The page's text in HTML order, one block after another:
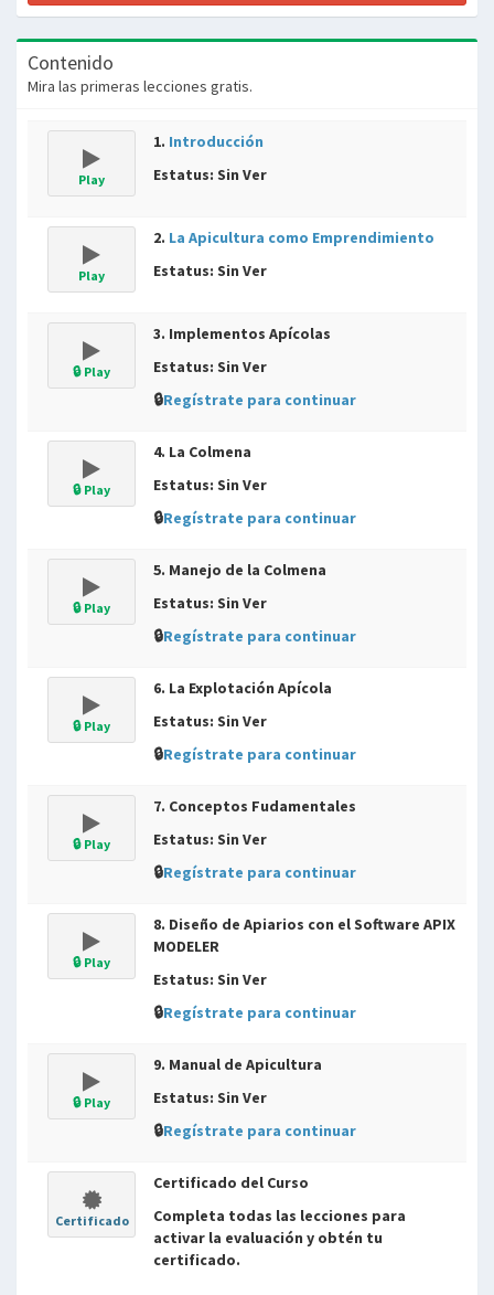
Contenido
Mira las primeras lecciones gratis.
Play
1. Introducción
Estatus: Sin Ver
Play
2. La Apicultura como Emprendimiento
Estatus: Sin Ver
🔒 Play
3. Implementos Apícolas
Estatus: Sin Ver
🔒Regístrate para continuar
🔒 Play
4. La Colmena
Estatus: Sin Ver
🔒Regístrate para continuar
🔒 Play
5. Manejo de la Colmena
Estatus: Sin Ver
🔒Regístrate para continuar
🔒 Play
6. La Explotación Apícola
Estatus: Sin Ver
🔒Regístrate para continuar
🔒 Play
7. Conceptos Fudamentales
Estatus: Sin Ver
🔒Regístrate para continuar
🔒 Play
8. Diseño de Apiarios con el Software APIX
MODELER
Estatus: Sin Ver
🔒Regístrate para continuar
🔒 Play
9. Manual de Apicultura
Estatus: Sin Ver
🔒Regístrate para continuar
Certificado
Certificado del Curso
Completa todas las lecciones para
activar la evaluación y obtén tu
certificado.